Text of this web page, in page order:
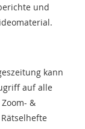
und
kann
auf alle
&